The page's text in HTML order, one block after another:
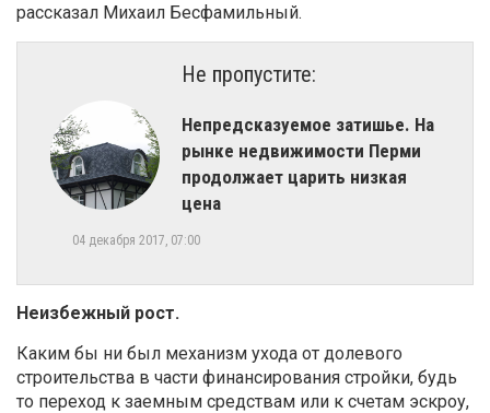
рассказал Михаил Бесфамильный.
Не пропустите:
Непредсказуемое затишье. На
рынке недвижимости Перми
продолжает царить низкая
цена
04 декабря 2017, 07:00
Неизбежный рост.
Каким бы ни был механизм ухода от долевого
строительства в части финансирования стройки, будь
то переход к заемным средствам или к счетам эскроу,